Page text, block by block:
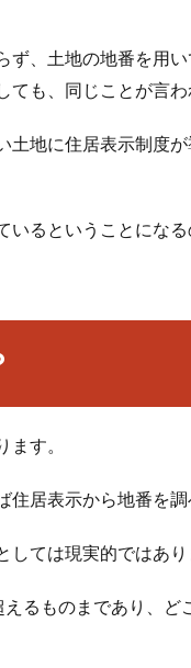
ず、土地の地番を用
も、同じことが言わ
地に住居表示制度
るということにな
す。
居表示から地番を調
ては現実的ではあり
るものまであり、ど